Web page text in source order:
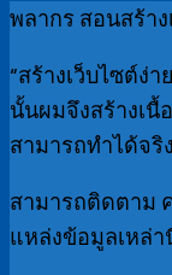
พลากร สอนสร้าง
“สร้างเว็บไซต์ง่
นั้นผมจึงสร้างเนื้
สามารถทำได้จ
สามารถติดตาม
แหล่งข้อมูลเหล่า